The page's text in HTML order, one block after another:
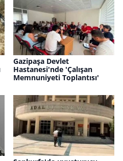
Gazipaşa Devlet
Hastanesi'nde 'Çalışan
Memnuniyeti Toplantısı'